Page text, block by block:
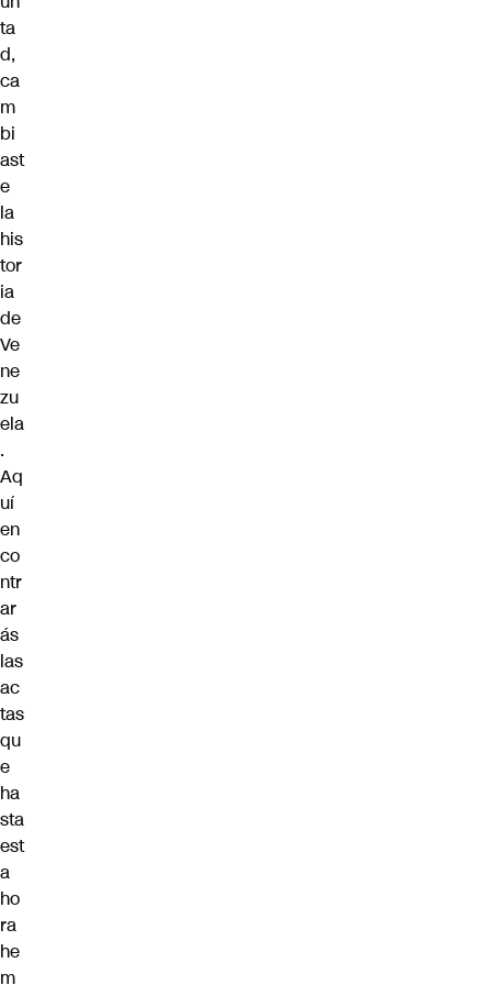
ta
d,
ca
m
bi
ast
e
la
his
tor
ia
de
Ve
ne
zu
ela
.
Aq
uí
en
co
ntr
ar
ás
las
ac
tas
qu
e
ha
sta
est
a
ho
ra
he
m